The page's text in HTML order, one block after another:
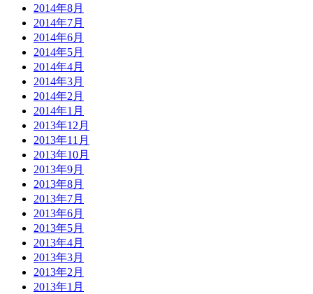
2014年8月
2014年7月
2014年6月
2014年5月
2014年4月
2014年3月
2014年2月
2014年1月
2013年12月
2013年11月
2013年10月
2013年9月
2013年8月
2013年7月
2013年6月
2013年5月
2013年4月
2013年3月
2013年2月
2013年1月